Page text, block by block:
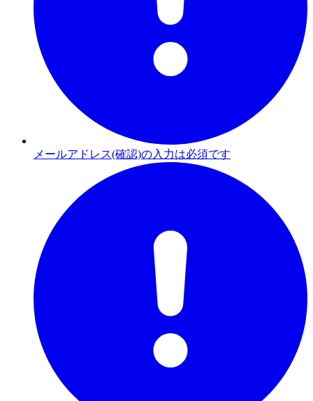
メールアドレス(確認)の入力は必須です